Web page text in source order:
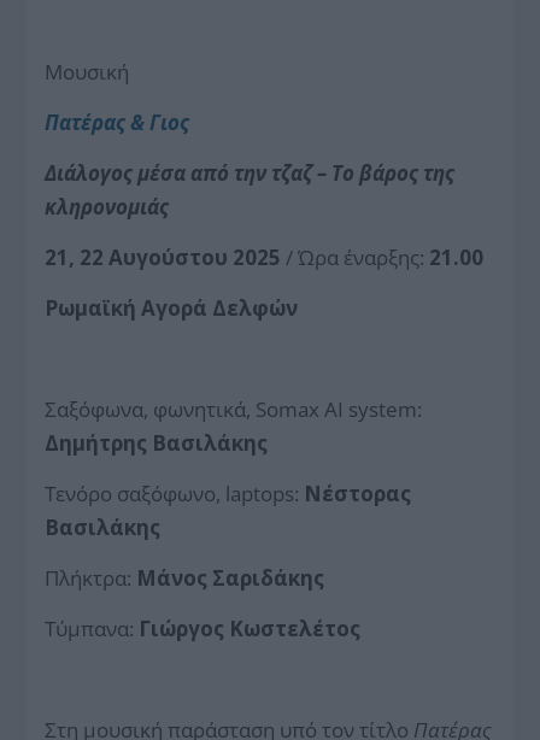
Μουσική
Πατέρας & Γιος
Διάλογος μέσα από την τζαζ – Το βάρος της
κληρονομιάς
21, 22 Αυγούστου 2025/ Ώρα έναρξης: 21.00
Ρωμαϊκή Αγορά Δελφών
Σαξόφωνα, φωνητικά, Somax AI system:
Δημήτρης Βασιλάκης
Τενόρο σαξόφωνο, laptops: Νέστορας
Βασιλάκης
Πλήκτρα: Μάνος Σαριδάκης
Τύμπανα: Γιώργος Κωστελέτος
Στη μουσική παράσταση υπό τον τίτλο Πατέρας